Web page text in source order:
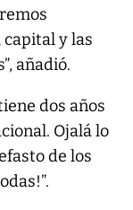
capital y las
añadió.
dos años
Ojalá lo
de los